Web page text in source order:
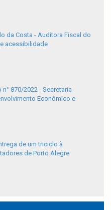
da Costa - Auditora Fiscal do
acessibilidade
870/2022 - Secretaria
Econômico e
de um triciclo à
de Porto Alegre